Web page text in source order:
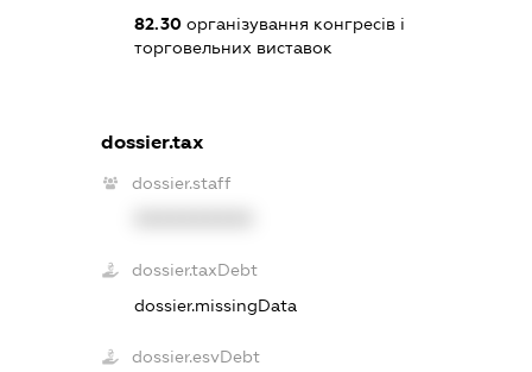
82.30 організування конгресів і
торговельних виставок
dossier.tax
dossier.staff
dossier.taxDebt
dossier.missingData
dossier.esvDebt